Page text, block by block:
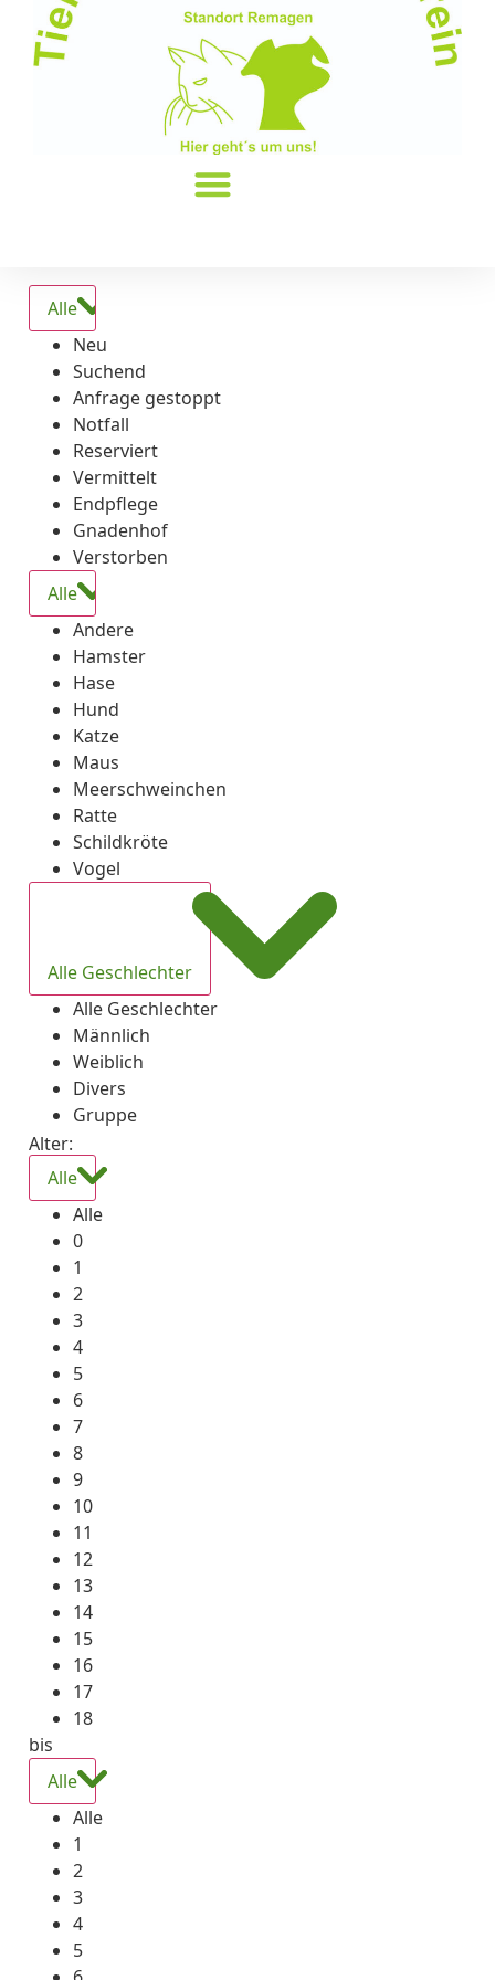
Alle
Neu
Suchend
Anfrage gestoppt
Notfall
Reserviert
Vermittelt
Endpflege
Gnadenhof
Verstorben
Alle
Andere
Hamster
Hase
Hund
Katze
Maus
Meerschweinchen
Ratte
Schildkröte
Vogel
Alle Geschlechter
Alle Geschlechter
Männlich
Weiblich
Divers
Gruppe
Alter:
Alle
Alle
0
1
2
3
4
5
6
7
8
9
10
11
12
13
14
15
16
17
18
bis
Alle
Alle
1
2
3
4
5